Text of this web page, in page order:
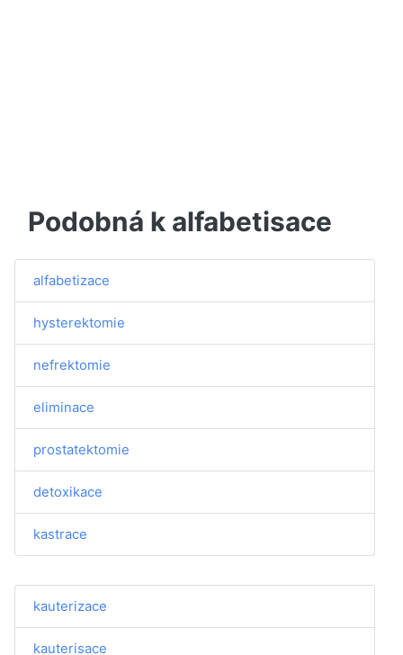
Podobná k alfabetisace
alfabetizace
hysterektomie
nefrektomie
eliminace
prostatektomie
detoxikace
kastrace
kauterizace
kauterisace